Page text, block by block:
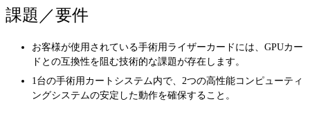
課題／要件
お客様が使用されている手術用ライザーカードには、GPUカー
ドとの互換性を阻む技術的な課題が存在します。
1台の手術用カートシステム内で、2つの高性能コンピューティ
ングシステムの安定した動作を確保すること。